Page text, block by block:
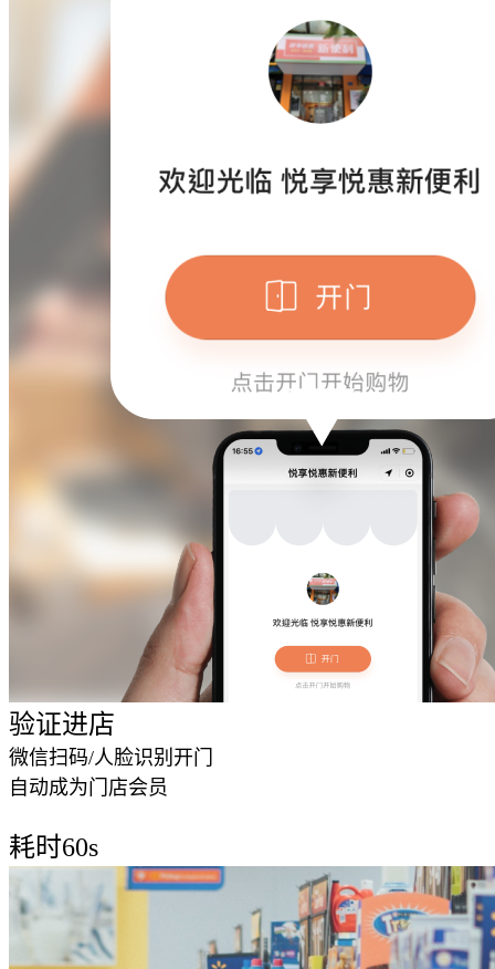
验证进店
微信扫码/人脸识别开门
自动成为门店会员
耗时60s